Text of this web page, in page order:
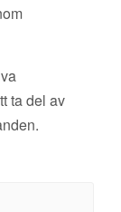
ta del av